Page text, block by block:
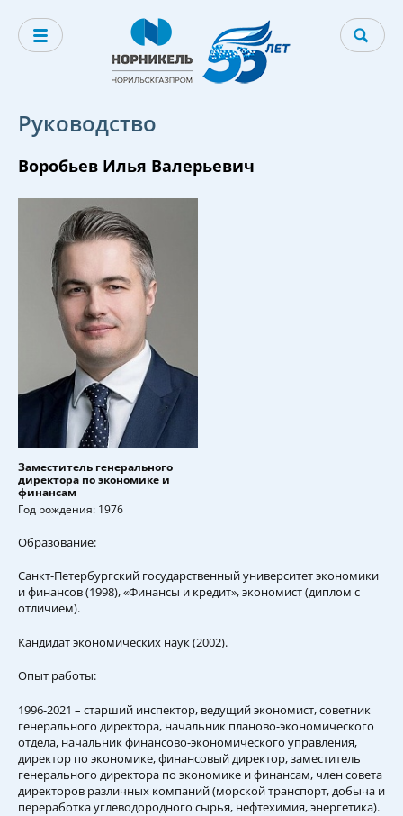
Руководство
Воробьев Илья Валерьевич
Заместитель генерального
директора по экономике и
финансам
Год рождения: 1976
Образование:
Санкт-Петербургский государственный университет экономики
и финансов (1998), «Финансы и кредит», экономист (диплом с
отличием).
Кандидат экономических наук (2002).
Опыт работы:
1996-2021 – старший инспектор, ведущий экономист, советник
генерального директора, начальник планово-экономического
отдела, начальник финансово-экономического управления,
директор по экономике, финансовый директор, заместитель
генерального директора по экономике и финансам, член совета
директоров различных компаний (морской транспорт, добыча и
переработка углеводородного сырья, нефтехимия, энергетика).